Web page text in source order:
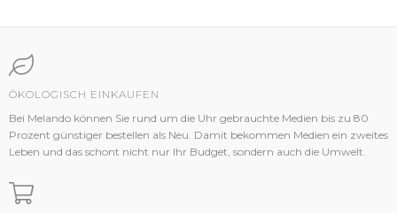
ÖKOLOGISCH EINKAUFEN
Bei Melando können Sie rund um die Uhr gebrauchte Medien bis zu 80
Prozent günstiger bestellen als Neu. Damit bekommen Medien ein zweites
Leben und das schont nicht nur Ihr Budget, sondern auch die Umwelt.